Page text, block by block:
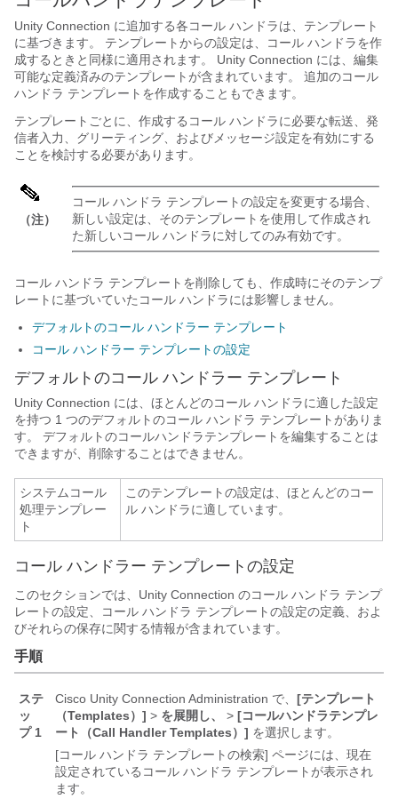
Unity Connection に追加する各コール ハンドラは、テンプレート
に基づきます。 テンプレートからの設定は、コール ハンドラを作
成するときと同様に適用されます。 Unity Connection には、編集
可能な定義済みのテンプレートが含まれています。 追加のコール
ハンドラ テンプレートを作成することもできます。
テンプレートごとに、作成するコール ハンドラに必要な転送、発
信者入力、グリーティング、およびメッセージ設定を有効にする
ことを検討する必要があります。
（注）
コール ハンドラ テンプレートの設定を変更する場合、
新しい設定は、そのテンプレートを使用して作成され
た新しいコール ハンドラに対してのみ有効です。
コール ハンドラ テンプレートを削除しても、作成時にそのテンプ
レートに基づいていたコール ハンドラには影響しません。
デフォルトのコール ハンドラー テンプレート
コール ハンドラー テンプレートの設定
デフォルトのコール ハンドラー テンプレート
Unity Connection には、ほとんどのコール ハンドラに適した設定
を持つ 1 つのデフォルトのコール ハンドラ テンプレートがありま
す。 デフォルトのコールハンドラテンプレートを編集することは
できますが、削除することはできません。
システムコール
処理テンプレー
ト
このテンプレートの設定は、ほとんどのコー
ル ハンドラに適しています。
コール ハンドラー テンプレートの設定
このセクションでは、Unity Connection のコール ハンドラ テンプ
レートの設定、コール ハンドラ テンプレートの設定の定義、およ
びそれらの保存に関する情報が含まれています。
手順
ステ
ッ
プ 1
Cisco Unity Connection Administration で、 [テンプレート
（Templates）] > を展開し、 > [コールハンドラテンプレ
ート（Call Handler Templates）] を選択します。
[コール ハンドラ テンプレートの検索] ページには、現在
設定されているコール ハンドラ テンプレートが表示され
ます。